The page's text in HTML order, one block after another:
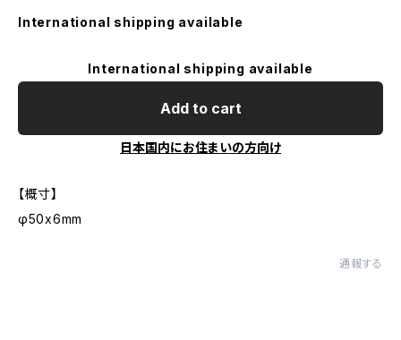
International shipping available
International shipping available
Add to cart
日本国内にお住まいの方向け
【概寸】
φ50x6mm
通報する